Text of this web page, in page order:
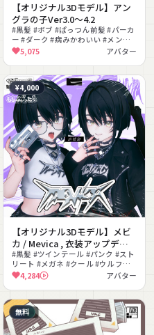
【オリジナル3Dモデル】アン
グラの子Ver3.0～4.2
#黒髪 #ボブ #ぱっつん前髪 #パーカ
ー #ダーク #病みかわいい #メンヘ
ラ #MMD #VRM #もちふぃった〜対
5,075 アバター
¥4,000
【オリジナル3Dモデル】メビ
カ / Mevica , 衣装アップデー
ト追加
#黒髪 #ツインテール #パンク #スト
リート #メガネ #クール #ウルフカ
ット #クロップトップ #もちふぃっ
た〜対応 #着せ替え
4,284 アバター
無料